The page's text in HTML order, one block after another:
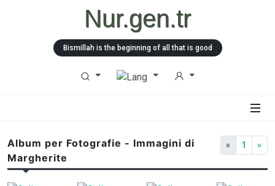
Nur.gen.tr
Bismillah is the beginning of all that is good
Album per Fotografie - Immagini di
Margherite
« 1 »